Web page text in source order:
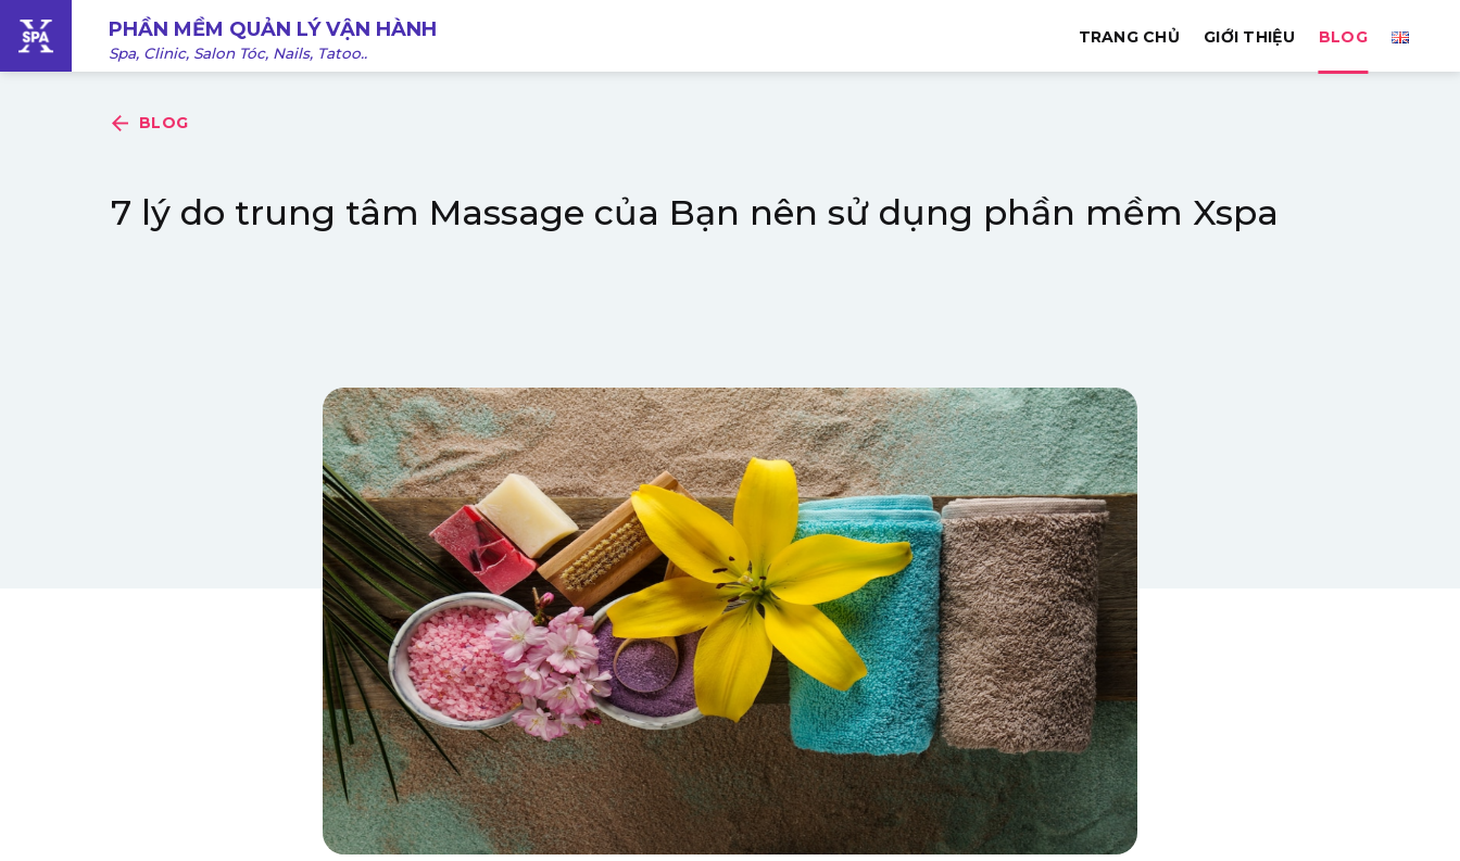
qua
nội
PHẦN MỀM QUẢN LÝ VẬN HÀNH
Spa, Clinic, Salon Tóc, Nails, Tatoo..
TRANG CHỦ GIỚI THIỆU BLOG
BLOG
7 lý do trung tâm Massage của Bạn nên sử dụng phần mềm Xspa